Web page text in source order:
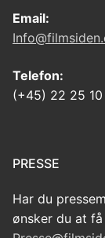
Email:
Telefon:
(+45) 22 25
PRESSE
Har du
ønsker du at